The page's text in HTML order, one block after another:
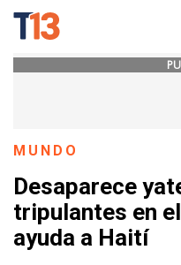
MUNDO
Desaparece
tripulantes en
ayuda a Haití